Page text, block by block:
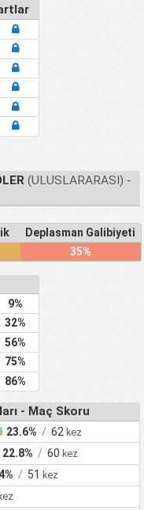
(ULUSLARARASI) -
Deplasman Galibiyeti
35%
9%
32%
56%
75%
86%
- Maç Skoru
23.6% / 62kez
22.8% / 60 kez
/ 51kez
kez